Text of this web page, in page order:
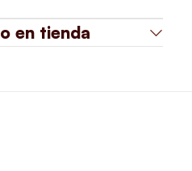
en tienda